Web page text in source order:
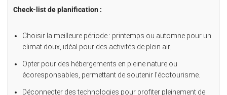
Check-list de planification :
Choisir la meilleure période : printemps ou automne pour un
climat doux, idéal pour des activités de plein air.
Opter pour des hébergements en pleine nature ou
écoresponsables, permettant de soutenir l’écotourisme.
Déconnecter des technologies pour profiter pleinement de